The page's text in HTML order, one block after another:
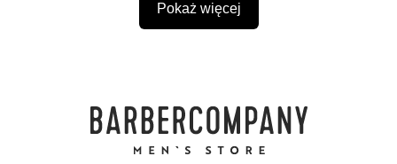
Pokaż więcej